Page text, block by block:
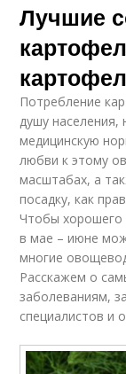
Лучшие
Потребление
душу населения,
медицинскую
любви к этому
масштабах, а
посадку, как
Чтобы хорошего
в мае – июне
многие
Расскажем о
заболеваниям,
специалистов и